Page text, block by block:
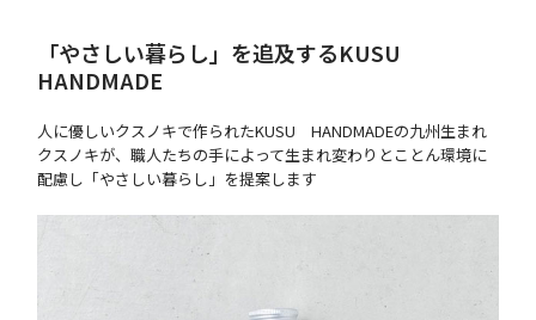
「やさしい暮らし」を追及するKUSU
HANDMADE
人に優しいクスノキで作られたKUSU HANDMADEの九州生まれ
クスノキが、職人たちの手によって生まれ変わりとことん環境に
配慮し「やさしい暮らし」を提案します